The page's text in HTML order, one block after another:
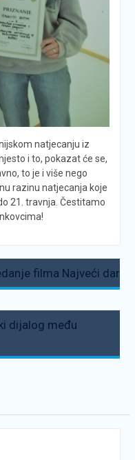
natjecanju iz
i to, pokazat će se,
to je i više nego
razinu natjecanja koje
21. travnja. Čestitamo
filma Najveći dar
dijalog među